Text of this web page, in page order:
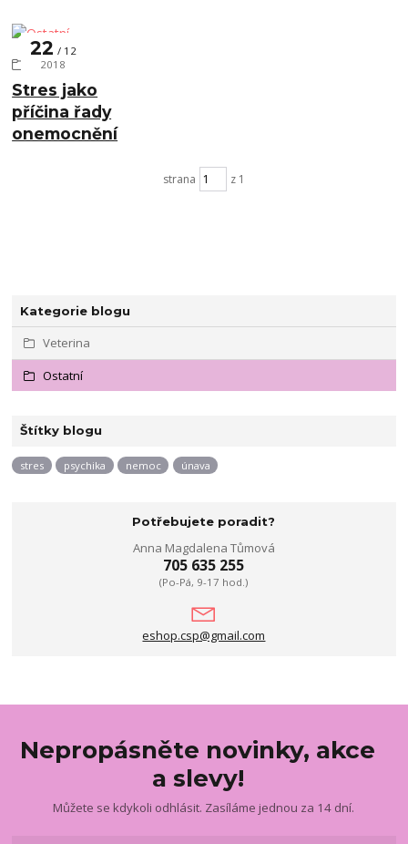
Kategorie blogu
Veterina
Ostatní
Štítky blogu
stres psychika nemoc únava
Potřebujete poradit?
Anna Magdalena Tůmová
705 635 255
(Po-Pá, 9-17 hod.)
eshop.csp@gmail.com
Stres jako
příčina řady
onemocnění
22
12
2018
Ostatní
strana z 1
Nepropásněte novinky, akce
a slevy!
Můžete se kdykoli odhlásit. Zasíláme jednou za 14 dní.